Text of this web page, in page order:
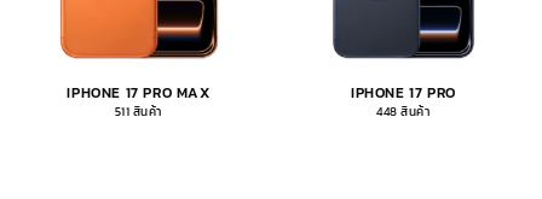
IPHONE 17 PRO MAX
511 สินค้า
IPHONE 17 PRO
448 สินค้า